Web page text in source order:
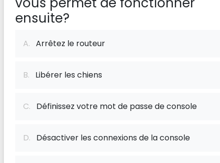
ensuite?
A. Arrêtez le routeur
B. Libérer les chiens
C. Définissez votre mot de passe de console
D. Désactiver les connexions de la console